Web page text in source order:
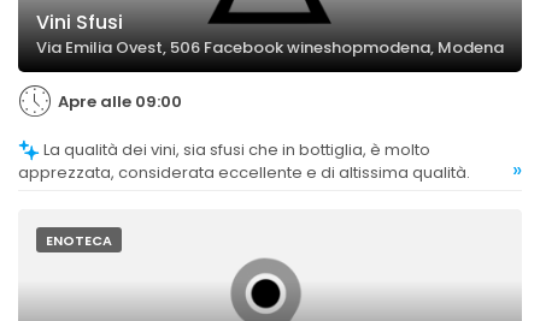
Vini Sfusi
Via Emilia Ovest, 506 Facebook wineshopmodena, Modena
Apre alle 09:00
apprezzata, considerata eccellente e di altissima qualità.
»
ENOTECA